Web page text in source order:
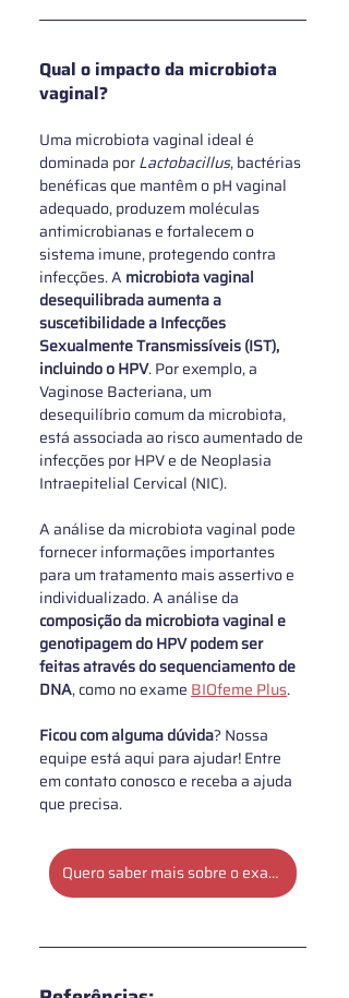
Qual o impacto da microbiota
vaginal?
Uma microbiota vaginal ideal é
dominada por Lactobacillus, bactérias
benéficas que mantêm o pH vaginal
adequado, produzem moléculas
antimicrobianas e fortalecem o
sistema imune, protegendo contra
infecções. A microbiota vaginal
desequilibrada aumenta a
suscetibilidade a Infecções
Sexualmente Transmissíveis (IST),
incluindo o HPV. Por exemplo, a
Vaginose Bacteriana, um
desequilíbrio comum da microbiota,
está associada ao risco aumentado de
infecções por HPV e de Neoplasia
Intraepitelial Cervical (NIC).
A análise da microbiota vaginal pode
fornecer informações importantes
para um tratamento mais assertivo e
individualizado. A análise da
composição da microbiota vaginal e
genotipagem do HPV podem ser
feitas através do sequenciamento de
DNA, como no exame BIOfeme Plus.
Ficou com alguma dúvida? Nossa
equipe está aqui para ajudar! Entre
em contato conosco e receba a ajuda
que precisa.
Quero saber mais sobre o exame de HPV